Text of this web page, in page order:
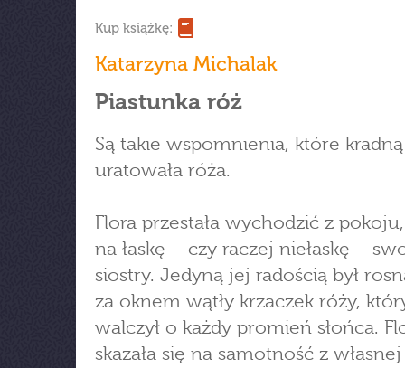
Kup książkę:
Katarzyna Michalak
Piastunka róż
Są takie wspomnienia, które
uratowała róża.
Flora przestała wychodzić z
na łaskę – czy raczej niełaskę –
siostry. Jedyną jej radością był
za oknem wątły krzaczek róży,
walczył o każdy promień słońca.
skazała się na samotność z